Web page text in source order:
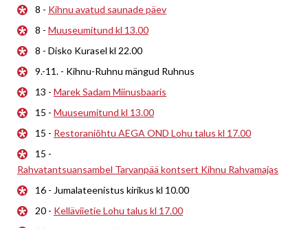
8 - Kihnu avatud saunade päev
8 - Muuseumitund kl 13.00
8 - Disko Kurasel kl 22.00
9.-11. - Kihnu-Ruhnu mängud Ruhnus
13 - Marek Sadam Miinusbaaris
15 - Muuseumitund kl 13.00
15 - Restoraniõhtu AEGA OND Lohu talus kl 17.00
15 -
Rahvatantsuansambel Tarvanpää kontsert Kihnu Rahvamajas
16 - Jumalateenistus kirikus kl 10.00
20 - Kelläviietie Lohu talus kl 17.00